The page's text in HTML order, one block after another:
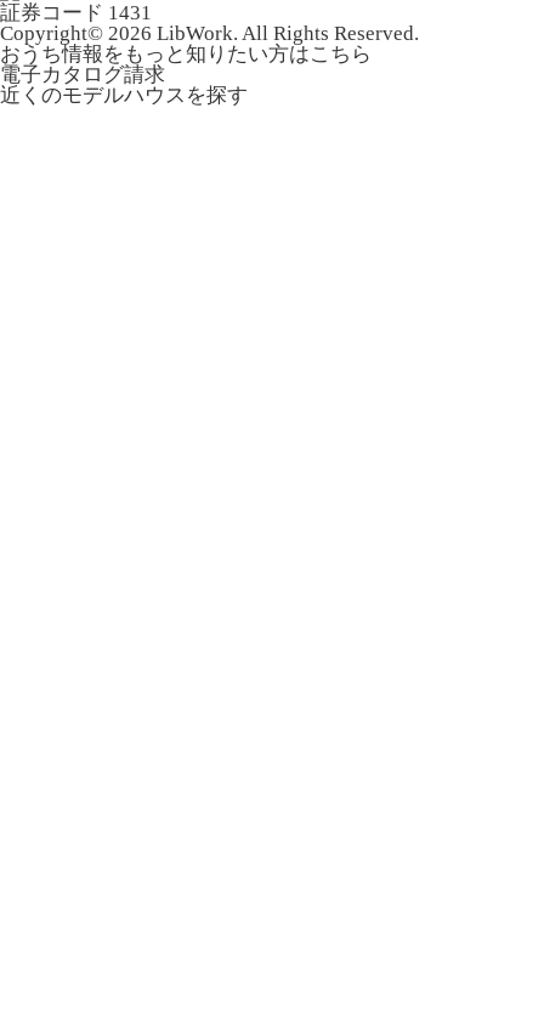
証券コード 1431
Copyright© 2026 LibWork. All Rights Reserved.
おうち情報をもっと知りたい方はこちら
電子カタログ請求
近くのモデルハウスを探す